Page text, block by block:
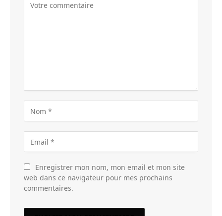
Enregistrer mon nom, mon email et mon site
web dans ce navigateur pour mes prochains
commentaires.